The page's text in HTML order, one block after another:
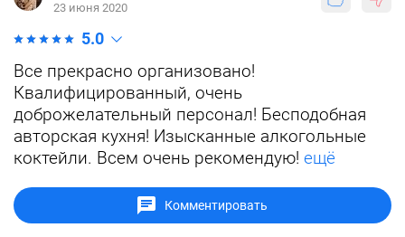
23 июня 2020
5.0
Все прекрасно организовано!
Квалифицированный, очень
доброжелательный персонал! Бесподобная
авторская кухня! Изысканные алкогольные
коктейли. Всем очень рекомендую! ещё
Комментировать